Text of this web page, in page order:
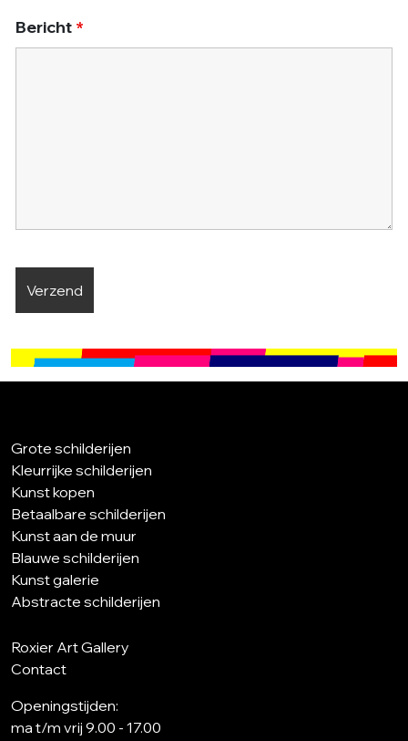
Bericht *
Grote schilderijen
Kleurrijke schilderijen
Kunst kopen
Betaalbare schilderijen
Kunst aan de muur
Blauwe schilderijen
Kunst galerie
Abstracte schilderijen
Roxier Art Gallery
Contact
Openingstijden:
ma t/m vrij 9.00 - 17.00